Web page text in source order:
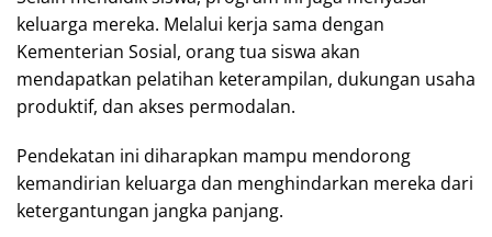
keluarga mereka. Melalui kerja sama dengan
Kementerian Sosial, orang tua siswa akan
mendapatkan pelatihan keterampilan, dukungan usaha
produktif, dan akses permodalan.
Pendekatan ini diharapkan mampu mendorong
kemandirian keluarga dan menghindarkan mereka dari
ketergantungan jangka panjang.